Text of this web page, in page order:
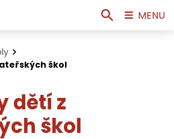
škol
dětí z
škol
MENU